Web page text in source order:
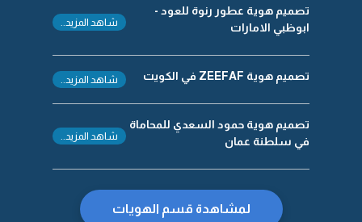
تصميم هوية عطور رنوة للعود -
ابوظبي الامارات
شاهد المزيد..
تصميم هوية ZEEFAF في الكويت شاهد المزيد..
تصميم هوية حمود السعدي للمحاماة
في سلطنة عمان
شاهد المزيد..
لمشاهدة قسم الهويات